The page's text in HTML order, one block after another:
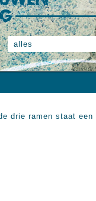
alles
drie ramen staat